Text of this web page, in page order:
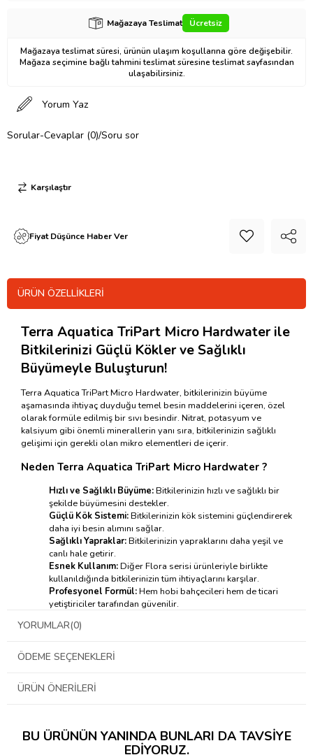
Mağazaya Teslimat Ücretsiz
Mağazaya teslimat süresi, ürünün ulaşım koşullarına göre değişebilir.
Mağaza seçimine bağlı tahmini teslimat süresine teslimat sayfasından
ulaşabilirsiniz.
Yorum Yaz
Sorular-Cevaplar (0)/Soru sor
Karşılaştır
Fiyat Düşünce Haber Ver
ÜRÜN ÖZELLIKLERI
Terra Aquatica TriPart Micro Hardwater ile
Bitkilerinizi Güçlü Kökler ve Sağlıklı
Büyümeyle Buluşturun!
Terra Aquatica TriPart Micro Hardwater, bitkilerinizin büyüme
aşamasında ihtiyaç duyduğu temel besin maddelerini içeren, özel
olarak formüle edilmiş bir sıvı besindir. Nitrat, potasyum ve
kalsiyum gibi önemli minerallerin yanı sıra, bitkilerinizin sağlıklı
gelişimi için gerekli olan mikro elementleri de içerir.
Neden Terra Aquatica TriPart Micro Hardwater ?
Hızlı ve Sağlıklı Büyüme:Bitkilerinizin hızlı ve sağlıklı bir
şekilde büyümesini destekler.
Güçlü Kök Sistemi:Bitkilerinizin kök sistemini güçlendirerek
daha iyi besin alımını sağlar.
Sağlıklı Yapraklar:Bitkilerinizin yapraklarını daha yeşil ve
canlı hale getirir.
Esnek Kullanım:Diğer Flora serisi ürünleriyle birlikte
kullanıldığında bitkilerinizin tüm ihtiyaçlarını karşılar.
Profesyonel Formül:Hem hobi bahçecileri hem de ticari
yetiştiriciler tarafından güvenilir.
Çalışır?
Terra Aquatica TriPart Micro Hardwater, bitkilerinizin büyüme
evresinde ihtiyaç duyduğu temel besinleri sağlayarak sağlıklı bir
gereklidir. Potasyum, bitkilerin su kullanımını düzenler ve
Terra Aquatica TriPart Micro Hardwater Nasıl
YORUMLAR(0)
ÖDEME SEÇENEKLERI
ÜRÜN ÖNERILERI
BU ÜRÜNÜN YANINDA BUNLARI DA TAVSIYE
EDIYORUZ.